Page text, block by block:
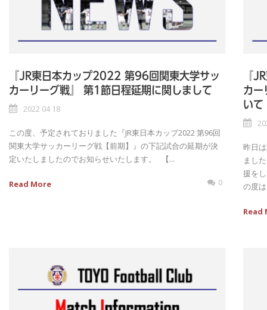
『JR東日本カップ2022 第96回関東大学サッ
カーリーグ戦』 第1節日程延期に関しまして
2022 04 18
この度、予定されておりました『JR東日本カップ2022 第96回
関東大学サッカーリーグ戦【前期】』の下記試合の延期が決
定いたしましたのでお知らせいたします。 ㅤㅤㅤㅤㅤㅤㅤㅤㅤㅤㅤㅤㅤㅤ ㅤㅤㅤㅤㅤㅤㅤㅤㅤㅤㅤㅤㅤㅤ 【...
Read More 0
『
カー
いて
昨日
まし
援を
の度
Read